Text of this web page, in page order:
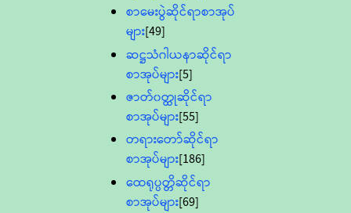
စာမေးပွဲဆိုင်ရာစာအုပ်
များ[49]
ဆဋ္ဌသံဂါယနာဆိုင်ရာ
စာအုပ်များ[5]
ဇာတ်၀တ္ထုဆိုင်ရာ
စာအုပ်များ[55]
တရားတော်ဆိုင်ရာ
စာအုပ်များ[186]
ထေရုပ္ပတ္တိဆိုင်ရာ
စာအုပ်များ[69]